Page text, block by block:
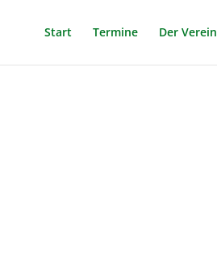
Start Termine Der Verein